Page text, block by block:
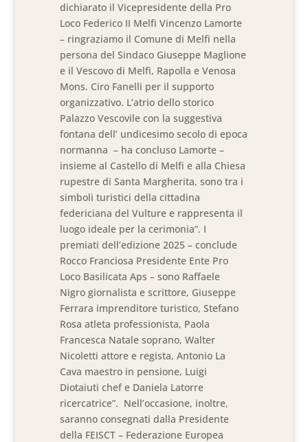
dichiarato il Vicepresidente della Pro
Loco Federico II Melfi Vincenzo Lamorte
– ringraziamo il Comune di Melfi nella
persona del Sindaco Giuseppe Maglione
e il Vescovo di Melfi, Rapolla e Venosa
Mons. Ciro Fanelli per il supporto
organizzativo. L’atrio dello storico
Palazzo Vescovile con la suggestiva
fontana dell’ undicesimo secolo di epoca
normanna – ha concluso Lamorte –
insieme al Castello di Melfi e alla Chiesa
rupestre di Santa Margherita, sono tra i
simboli turistici della cittadina
federiciana del Vulture e rappresenta il
luogo ideale per la cerimonia”. I
premiati dell’edizione 2025 – conclude
Rocco Franciosa Presidente Ente Pro
Loco Basilicata Aps – sono Raffaele
Nigro giornalista e scrittore, Giuseppe
Ferrara imprenditore turistico, Stefano
Rosa atleta professionista, Paola
Francesca Natale soprano, Walter
Nicoletti attore e regista, Antonio La
Cava maestro in pensione, Luigi
Diotaiuti chef e Daniela Latorre
ricercatrice”. Nell’occasione, inoltre,
saranno consegnati dalla Presidente
della FEISCT – Federazione Europea